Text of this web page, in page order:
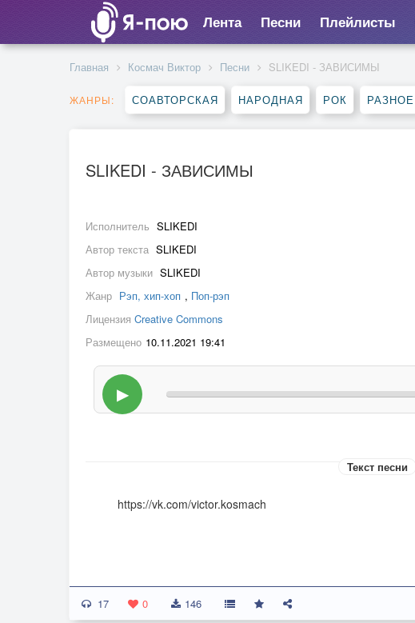
Лента Песни Плейлисты
Главная Космач Виктор Песни SLIKEDI - ЗАВИСИМЫ
ЖАНРЫ: СОАВТОРСКАЯ НАРОДНАЯ РОК РАЗНОЕ
SLIKEDI - ЗАВИСИМЫ
Исполнитель SLIKEDI
Автор текста SLIKEDI
Автор музыки SLIKEDI
Жанр Рэп, хип-хоп , Поп-рэп
Лицензия Creative Commons
Размещено 10.11.2021 19:41
▶
Текст песни
https://vk.com/victor.kosmach
17 0 146